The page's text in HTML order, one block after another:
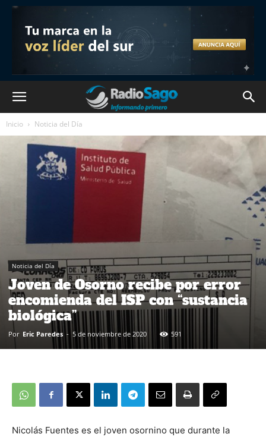
Inicio Noticia del Día
Noticia del Día
Joven de Osorno recibe por error
encomienda del ISP con “sustancia
biológica”
Por Eric Paredes - 5 de noviembre de 2020 591
Nicolás Fuentes es el joven osornino que durante la